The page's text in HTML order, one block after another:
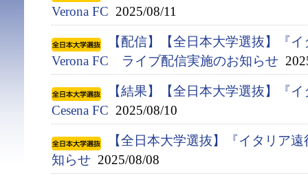
Verona FC 2025/08/11
【配信】【全日本大学選抜】『
Verona FC ライブ配信実施のお知らせ
【結果】【全日本大学選抜】『
Cesena FC 2025/08/10
【全日本大学選抜】『イタリア
知らせ 2025/08/08